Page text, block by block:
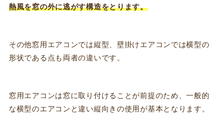
熱風を窓の外に逃がす構造をとります。
その他窓用エアコンでは縦型、壁掛けエアコンでは横型の
形状である点も両者の違いです。
窓用エアコンは窓に取り付けることが前提のため、一般的
な横型のエアコンと違い縦向きの使用が基本となります。